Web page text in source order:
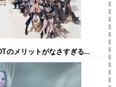
のメリットがなさすぎる…